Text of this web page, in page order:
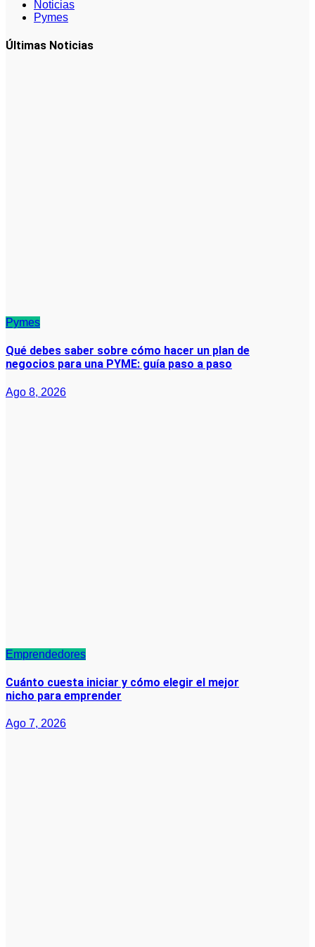
Noticias
Pymes
Últimas Noticias
Pymes
Qué debes saber sobre cómo hacer un plan de
negocios para una PYME: guía paso a paso
Ago 8, 2026
Emprendedores
Cuánto cuesta iniciar y cómo elegir el mejor
nicho para emprender
Ago 7, 2026